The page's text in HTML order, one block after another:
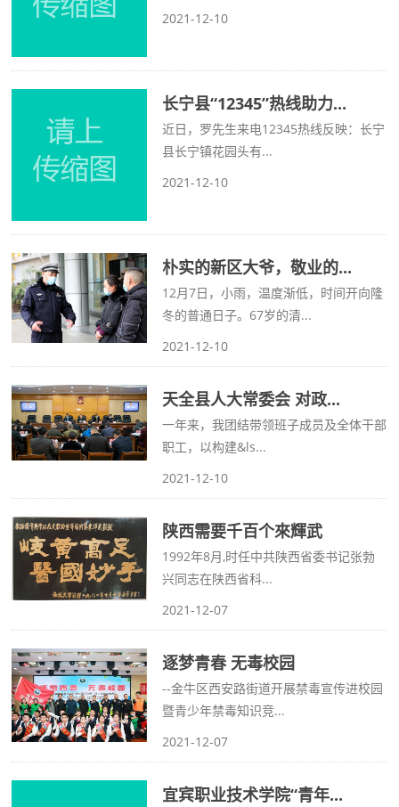
2021-12-10
长宁县“12345”热线助力...
近日，罗先生来电12345热线反映：长宁
县长宁镇花园头有...
2021-12-10
朴实的新区大爷，敬业的...
12月7日，小雨，温度渐低，时间开向隆
冬的普通日子。67岁的清...
2021-12-10
天全县人大常委会 对政...
一年来，我团结带领班子成员及全体干部
职工，以构建&ls...
2021-12-10
陕西需要千百个來輝武
1992年8月,时任中共陕西省委书记张勃
兴同志在陕西省科...
2021-12-07
逐梦青春 无毒校园
--金牛区西安路街道开展禁毒宣传进校园
暨青少年禁毒知识竞...
2021-12-07
宜宾职业技术学院“青年...